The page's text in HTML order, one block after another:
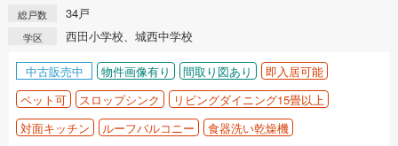
総戸数 34戸
学区 西田小学校、城西中学校
中古販売中 物件画像有り 間取り図あり
即入居可能
ペット可
スロップシンク
リビングダイニング15畳以上
対面キッチン
ルーフバルコニー
食器洗い乾燥機